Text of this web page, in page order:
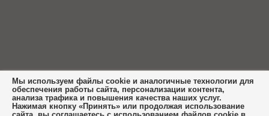
Мы используем файлы cookie и аналогичные технологии для
обеспечения работы сайта, персонализации контента,
анализа трафика и повышения качества наших услуг.
Нажимая кнопку «Принять» или продолжая использование